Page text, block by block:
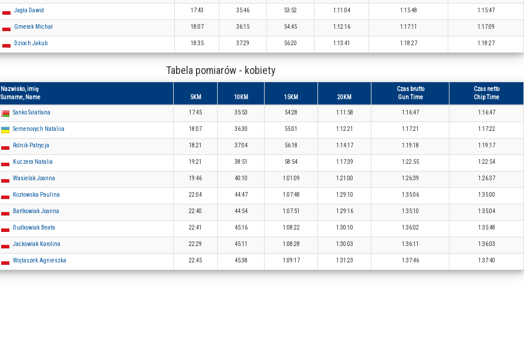
Jagła Dawid 17:43 35:46 53:52 1:11:04 1:15:48 1:15:47
Gmerek Michał 18:07 36:15 54:45 1:12:16 1:17:11 1:17:09
Dzioch Jakub 18:35 37:29 56:20 1:13:41 1:18:27 1:18:27
Tabela pomiarów - kobiety
Nazwisko, imię
Surname, Name
5KM 10KM 15KM 20KM
Czas brutto
Gun Time
Czas netto
Chip Time
Sanko Sviatlana 17:45 35:53 54:28 1:11:58 1:16:47 1:16:47
Semenovych Nataliia 18:07 36:30 55:01 1:12:21 1:17:21 1:17:22
Rolnik Patrycja 18:21 37:04 56:18 1:14:17 1:19:18 1:19:17
Kuczera Natalia 19:21 38:51 58:54 1:17:39 1:22:55 1:22:54
Wasielak Joanna 19:46 40:10 1:01:09 1:21:00 1:26:39 1:26:37
Kozłowska Paulina 22:04 44:47 1:07:48 1:29:10 1:35:06 1:35:00
Bartkowiak Joanna 22:40 44:54 1:07:51 1:29:16 1:35:10 1:35:04
Dudkowiak Beata 22:41 45:16 1:08:22 1:30:10 1:36:02 1:35:48
Jackowiak Karolina 22:29 45:11 1:08:28 1:30:03 1:36:11 1:36:03
Wojtaszek Agnieszka 22:45 45:38 1:09:17 1:31:23 1:37:46 1:37:40